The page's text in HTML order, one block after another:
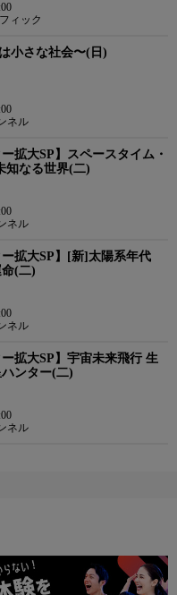
ィック
小さな社会〜(日)
ネル
拡大SP】スペースタイム・
知なる世界(二)
ネル
ー拡大SP】[新]太陽系年代
(二)
ネル
ー拡大SP】宇宙未来飛行 生
ンター(二)
ネル